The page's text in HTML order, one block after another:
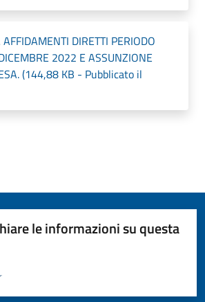
DIRETTI PERIODO
2022 E ASSUNZIONE
(144,88 KB - Pubblicato il
le informazioni su questa
pagina
5 stelle su 5
stelle su 5
su 5
5